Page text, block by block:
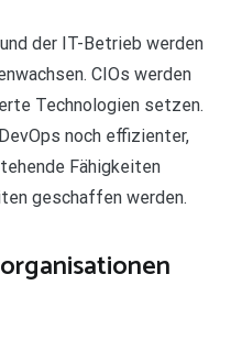
der IT-Betrieb werden
CIOs werden
Technologien setzen.
noch effizienter,
Fähigkeiten
geschaffen werden.